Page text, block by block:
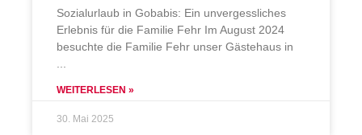
Sozialurlaub in Gobabis: Ein unvergessliches
Erlebnis für die Familie Fehr Im August 2024
besuchte die Familie Fehr unser Gästehaus in
WEITERLESEN »
30. Mai 2025